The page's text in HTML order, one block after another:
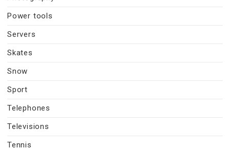
Power tools
Servers
Skates
Snow
Sport
Telephones
Televisions
Tennis